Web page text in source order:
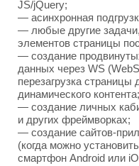
JS/jQuery;
— асинхронная
— любые другие
элементов страницы
— создание
данных через WS
перезагрузка страницы
динамического контента;
— создание личных
и других фреймворках;
— создание сайтов-
(когда можно
смартфон Android или